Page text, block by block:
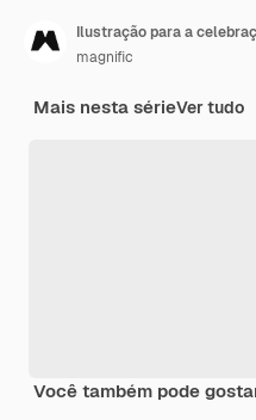
magnific
Mais nesta sérieVer tudo
Você também pode